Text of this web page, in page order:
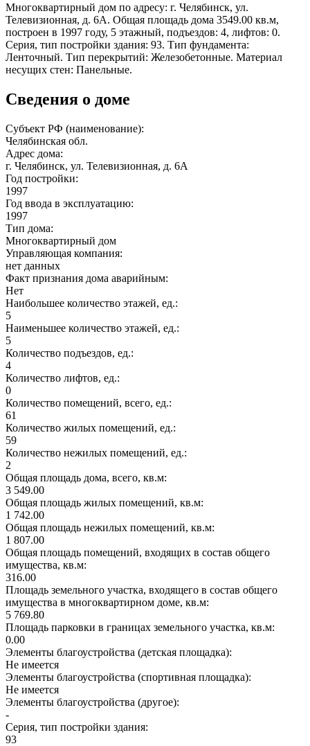
Многоквартирный дом по адресу: г. Челябинск, ул.
Телевизионная, д. 6А. Общая площадь дома 3549.00 кв.м,
построен в 1997 году, 5 этажный, подъездов: 4, лифтов: 0.
Серия, тип постройки здания: 93. Тип фундамента:
Ленточный. Тип перекрытий: Железобетонные. Материал
несущих стен: Панельные.
Сведения о доме
Субъект РФ (наименование):
Челябинская обл.
Адрес дома:
г. Челябинск, ул. Телевизионная, д. 6А
Год постройки:
1997
Год ввода в эксплуатацию:
1997
Тип дома:
Многоквартирный дом
Управляющая компания:
нет данных
Факт признания дома аварийным:
Нет
Наибольшее количество этажей, ед.:
5
Наименьшее количество этажей, ед.:
5
Количество подъездов, ед.:
4
Количество лифтов, ед.:
0
Количество помещений, всего, ед.:
61
Количество жилых помещений, ед.:
59
Количество нежилых помещений, ед.:
2
Общая площадь дома, всего, кв.м:
3 549.00
Общая площадь жилых помещений, кв.м:
1 742.00
Общая площадь нежилых помещений, кв.м:
1 807.00
Общая площадь помещений, входящих в состав общего
имущества, кв.м:
316.00
Площадь земельного участка, входящего в состав общего
имущества в многоквартирном доме, кв.м:
5 769.80
Площадь парковки в границах земельного участка, кв.м:
0.00
Элементы благоустройства (детская площадка):
Не имеется
Элементы благоустройства (спортивная площадка):
Не имеется
Элементы благоустройства (другое):
-
Серия, тип постройки здания:
93